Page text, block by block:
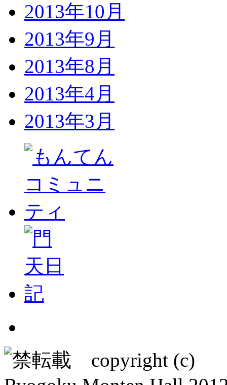
2013年10月
2013年9月
2013年8月
2013年4月
2013年3月